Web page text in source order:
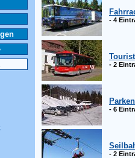
- 4
- 2
Parken
- 6
- 2